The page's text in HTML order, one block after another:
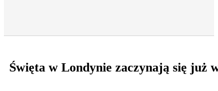
Święta w Londynie zaczynają się już